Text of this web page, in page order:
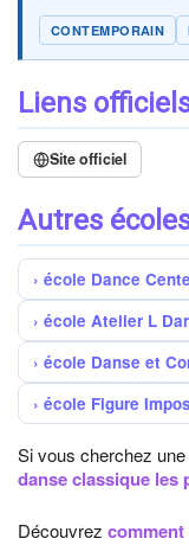
CONTEMPORAIN
Liens
Site officiel
Autres
école Dance
école Atelier L
école Danse et
école Figure
Si vous cherchez
danse classique les
Découvrez